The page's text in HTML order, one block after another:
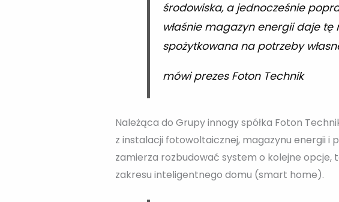
środowiska, a jednocześnie
właśnie magazyn energii daje tę
spożytkowana na potrzeby
mówi prezes Foton Technik
Należąca do Grupy innogy spółka Foton
z instalacji fotowoltaicznej, magazynu energii i
zamierza rozbudować system o kolejne opcje,
zakresu inteligentnego domu (smart home).